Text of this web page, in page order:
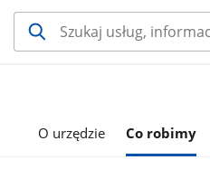
O urzędzie Co robimy